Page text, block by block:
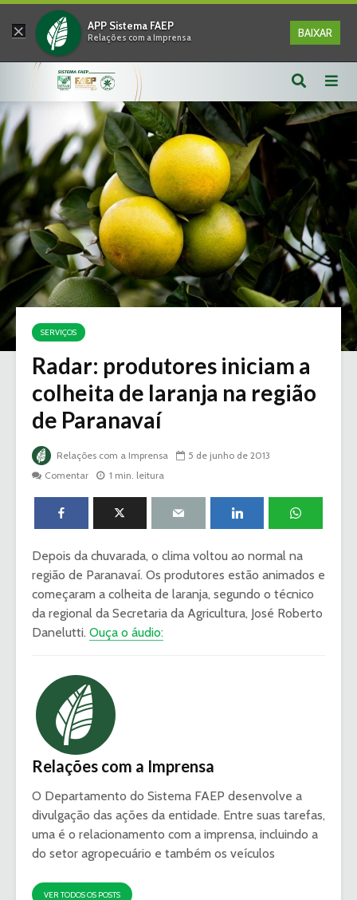
× APP Sistema FAEP
Relações com a Imprensa BAIXAR
SERVIÇOS
Radar: produtores iniciam a
colheita de laranja na região
de Paranavaí
Relações com a Imprensa
5 de junho de 2013
Comentar
1 min. leitura
Depois da chuvarada, o clima voltou ao normal na
região de Paranavaí. Os produtores estão animados e
começaram a colheita de laranja, segundo o técnico
da regional da Secretaria da Agricultura, José Roberto
Danelutti. Ouça o áudio:
Relações com a Imprensa
O Departamento do Sistema FAEP desenvolve a
divulgação das ações da entidade. Entre suas tarefas,
uma é o relacionamento com a imprensa, incluindo a
do setor agropecuário e também os veículos
VER TODOS OS POSTS